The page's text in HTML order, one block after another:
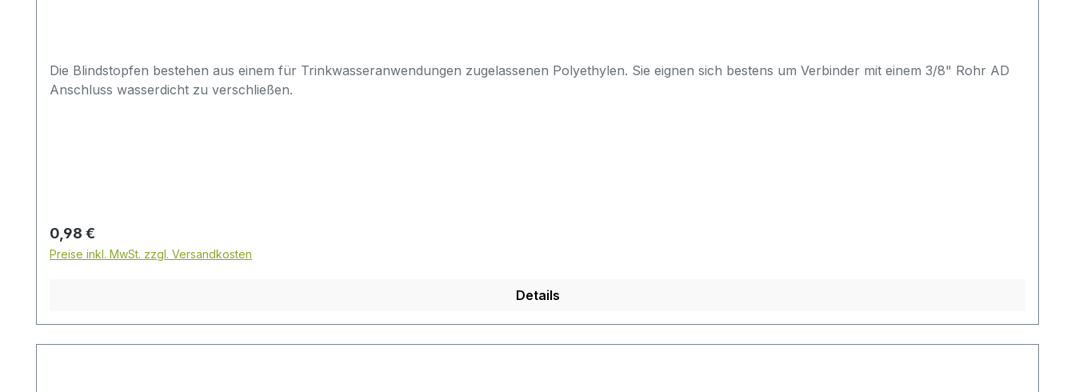
Die Blindstopfen bestehen aus einem für Trinkwasseranwendungen zugelassenen Polyethylen. Sie eignen sich bestens um Verbinder mit einem 3/8" Rohr AD
Anschluss wasserdicht zu verschließen.
Regulärer Preis:
0,98 €
Preise inkl. MwSt. zzgl. Versandkosten
Details